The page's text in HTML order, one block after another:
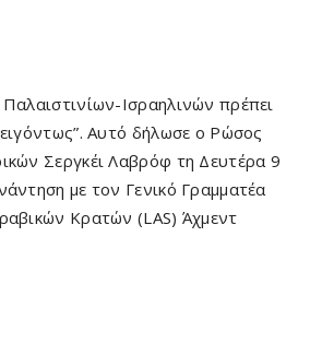
Ισραηλινών πρέπει
Αυτό δήλωσε ο Ρώσος
Σεργκέι Λαβρόφ τη Δευτέρα 9
με τον Γενικό Γραμματέα
Κρατών (LAS) Άχμεντ